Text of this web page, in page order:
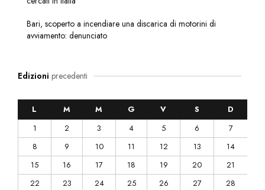
Bari, scoperto a incendiare una discarica di motorini di
avviamento: denunciato
Edizioni precedenti
L M M G V S
D
1
2 3 4 5 6
7
8
9 10 11 12 13
14
15
16 17 18 19 20
21
22
23 24 25 26 27
28